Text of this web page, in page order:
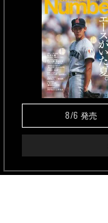
8/6 発売